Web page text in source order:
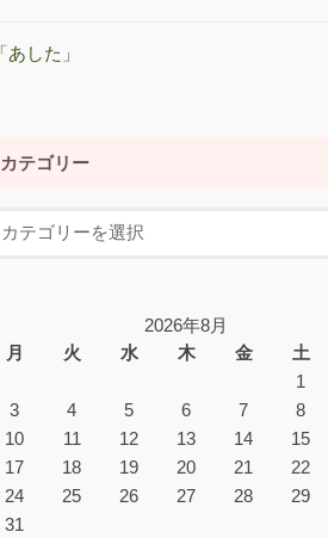
あした」
カテゴリー
2026年8月
月
火 水 木 金 土
1
3
4 5 6 7 8
10
11 12 13 14 15
17
18 19 20 21 22
24
25 26 27 28 29
31